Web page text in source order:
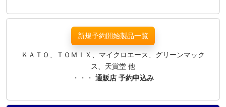
新規予約開始製品一覧
ＫＡＴＯ、ＴＯＭＩＸ、マイクロエース、グリーンマック
ス、天賞堂 他
・・・ 通販店 予約申込み